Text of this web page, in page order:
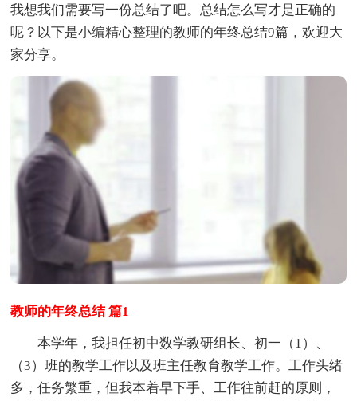
我想我们需要写一份总结了吧。总结怎么写才是正确的
呢？以下是小编精心整理的教师的年终总结9篇，欢迎大
家分享。
教师的年终总结 篇1
本学年，我担任初中数学教研组长、初一（1）、
（3）班的教学工作以及班主任教育教学工作。工作头绪
多，任务繁重，但我本着早下手、工作往前赶的原则，